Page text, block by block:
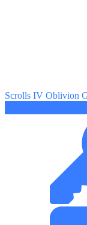
Scrolls IV Oblivion